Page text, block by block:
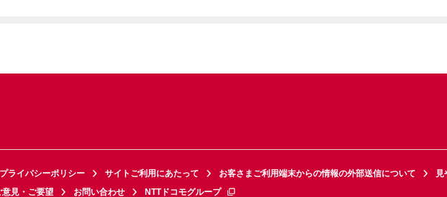
プライバシーポリシー サイトご利用にあたって お客さまご利用端末からの情報の外部送信について
見
意見・ご要望 お問い合わせ NTTドコモグループ